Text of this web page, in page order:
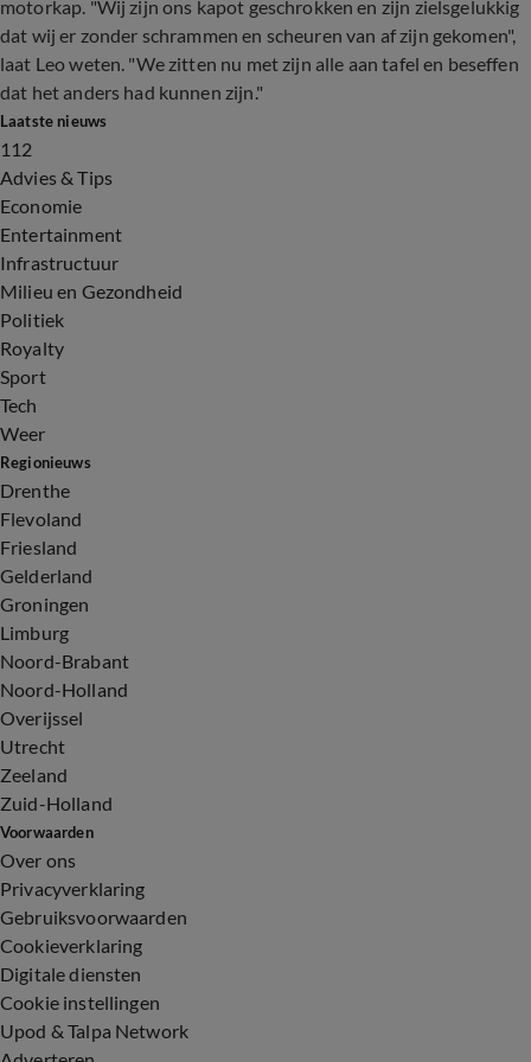
motorkap. "Wij zijn ons kapot geschrokken en zijn zielsgelukkig
dat wij er zonder schrammen en scheuren van af zijn gekomen",
laat Leo weten. "We zitten nu met zijn alle aan tafel en beseffen
dat het anders had kunnen zijn."
Laatste nieuws
112
Advies & Tips
Economie
Entertainment
Infrastructuur
Milieu en Gezondheid
Politiek
Royalty
Sport
Tech
Weer
Regionieuws
Drenthe
Flevoland
Friesland
Gelderland
Groningen
Limburg
Noord-Brabant
Noord-Holland
Overijssel
Utrecht
Zeeland
Zuid-Holland
Voorwaarden
Over ons
Privacyverklaring
Gebruiksvoorwaarden
Cookieverklaring
Digitale diensten
Cookie instellingen
Upod & Talpa Network